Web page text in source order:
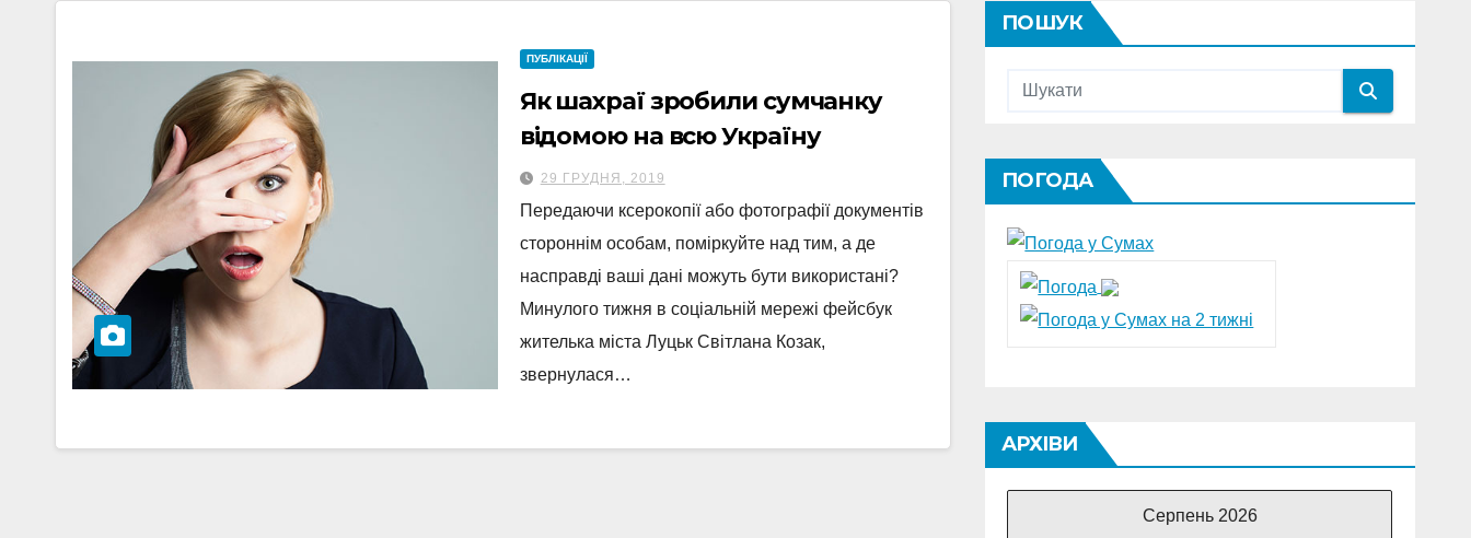
ПУБЛІКАЦІЇ
Як шахраї зробили сумчанку
відомою на всю Україну
29 ГРУДНЯ, 2019
Передаючи ксерокопії або фотографії документів
стороннім особам, поміркуйте над тим, а де
насправді ваші дані можуть бути використані?
Минулого тижня в соціальній мережі фейсбук
жителька міста Луцьк Світлана Козак,
звернулася…
ПОШУК
ПОГОДА
АРХІВИ
Серпень 2026